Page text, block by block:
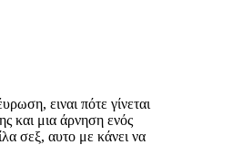
ειναι πότε γίνεται
και μια άρνηση ενός
σεξ, αυτο με κάνει να